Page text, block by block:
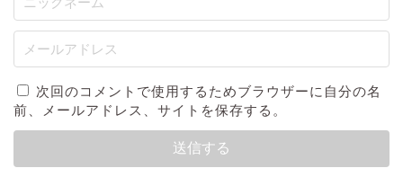
次回のコメントで使用するためブラウザーに自分の名
前、メールアドレス、サイトを保存する。